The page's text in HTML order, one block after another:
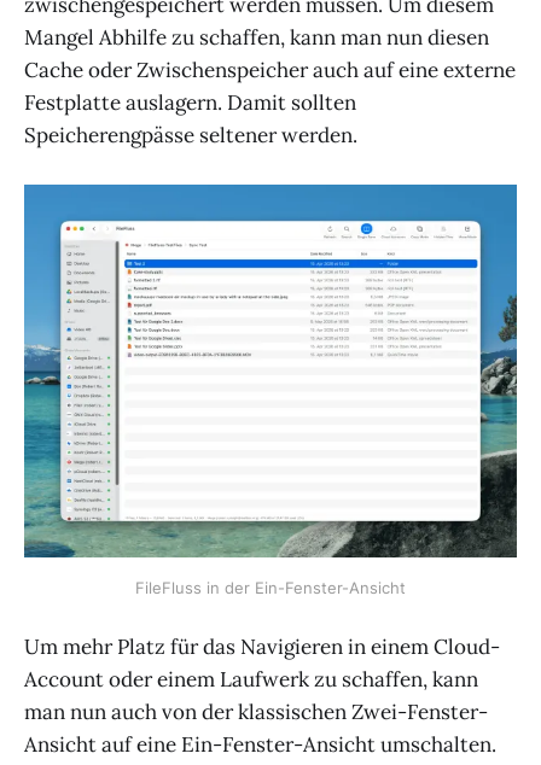
Mangel Abhilfe zu schaffen, kann man nun diesen
Cache oder Zwischenspeicher auch auf eine externe
Festplatte auslagern. Damit sollten
Speicherengpässe seltener werden.
FileFluss in der Ein-Fenster-Ansicht
Um mehr Platz für das Navigieren in einem Cloud-
Account oder einem Laufwerk zu schaffen, kann
man nun auch von der klassischen Zwei-Fenster-
Ansicht auf eine Ein-Fenster-Ansicht umschalten.